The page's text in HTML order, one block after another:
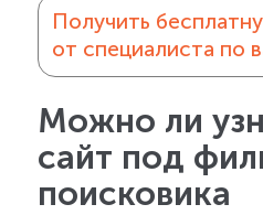
Получить
от специалиста по
Можно ли
сайт под
поисковика